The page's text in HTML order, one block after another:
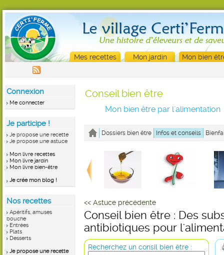
Mes recettes Mon jardin Mon bien
Connexion
Me connecter
Je participe !
Je propose une recette
Je propose une astuce
Mon livre recettes
Mon livre jardin
Mon livre bien-être
Je crée mon blog !
Nos recettes
Apéritifs, amuses
bouche
Entrées
Plats
Desserts
Je propose une recette
Conseil bien être
Mon bien être par l'alimentation
Dossiers bien être Infos et conseils
<< Astuce précédente
Conseil bien être : Des
antibiotiques pour
Recherchez un consil bien être :